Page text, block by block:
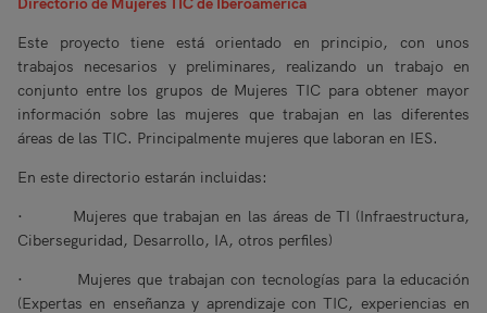
Este proyecto tiene está orientado en principio, con unos
trabajos necesarios y preliminares, realizando un trabajo en
conjunto entre los grupos de Mujeres TIC para obtener mayor
información sobre las mujeres que trabajan en las diferentes
áreas de las TIC. Principalmente mujeres que laboran en IES.
En este directorio estarán incluidas:
· Mujeres que trabajan en las áreas de TI (Infraestructura,
Ciberseguridad, Desarrollo, IA, otros perfiles)
· Mujeres que trabajan con tecnologías para la educación
(Expertas en enseñanza y aprendizaje con TIC, experiencias en